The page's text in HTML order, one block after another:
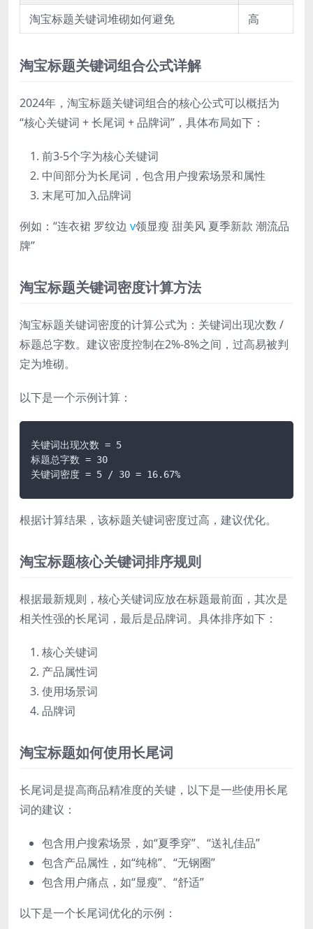
淘宝标题关键词堆砌如何避免
高
淘宝标题关键词组合公式详解
2024年，淘宝标题关键词组合的核心公式可以概括为
“核心关键词 + 长尾词 + 品牌词”，具体布局如下：
前3-5个字为核心关键词
中间部分为长尾词，包含用户搜索场景和属性
末尾可加入品牌词
例如：“连衣裙 罗纹边 v领显瘦 甜美风 夏季新款 潮流品
牌”
淘宝标题关键词密度计算方法
淘宝标题关键词密度的计算公式为：关键词出现次数 /
标题总字数。建议密度控制在2%-8%之间，过高易被判
定为堆砌。
以下是一个示例计算：
关键词出现次数 = 5
标题总字数 = 30
关键词密度 = 5 / 30 = 16.67%
根据计算结果，该标题关键词密度过高，建议优化。
淘宝标题核心关键词排序规则
根据最新规则，核心关键词应放在标题最前面，其次是
相关性强的长尾词，最后是品牌词。具体排序如下：
核心关键词
产品属性词
使用场景词
品牌词
淘宝标题如何使用长尾词
长尾词是提高商品精准度的关键，以下是一些使用长尾
词的建议：
包含用户搜索场景，如“夏季穿”、“送礼佳品”
包含产品属性，如“纯棉”、“无钢圈”
包含用户痛点，如“显瘦”、“舒适”
以下是一个长尾词优化的示例：